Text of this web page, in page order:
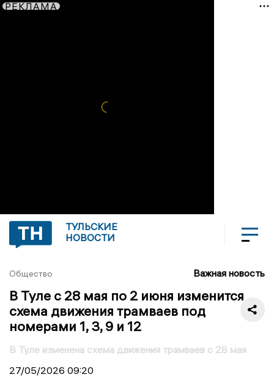
РЕКЛАМА
ТУЛЬСКИЕ
НОВОСТИ
Общество Важная новость
В Туле с 28 мая по 2 июня изменится
схема движения трамваев под
номерами 1, 3, 9 и 12
В Туле изменена схема движения трамваев с 28 мая
27/05/2026 09:20